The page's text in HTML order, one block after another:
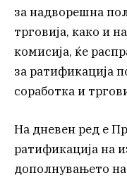
за надворешна
трговија, како и
комисија, ќе
за ратификација
соработка и
На дневен ред е
ратификација на
дополнувањето